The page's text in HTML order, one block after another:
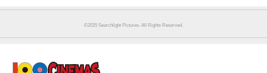
©︎2025 Searchlight Pictures. All Rights Reserved.